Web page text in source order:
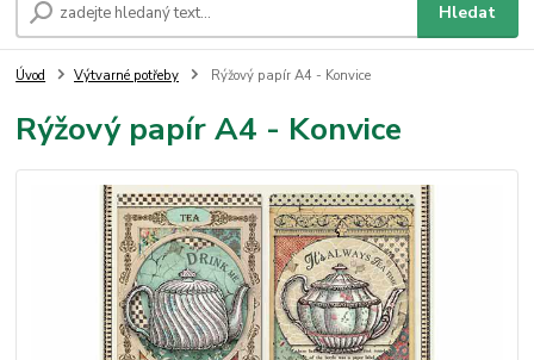
Hledat
Úvod Výtvarné potřeby Rýžový papír A4 - Konvice
Rýžový papír A4 - Konvice